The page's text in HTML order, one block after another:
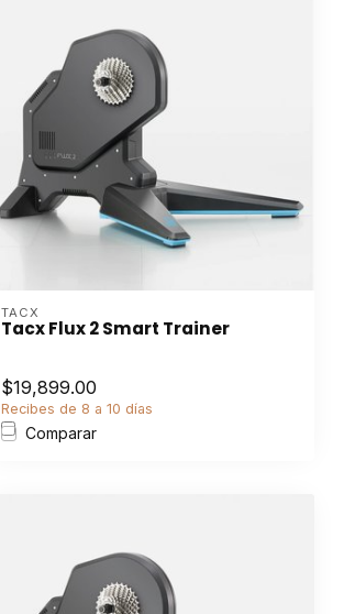
TACX
Tacx Flux 2 Smart Trainer
$19,899.00
Recibes de 8 a 10 días
Comparar